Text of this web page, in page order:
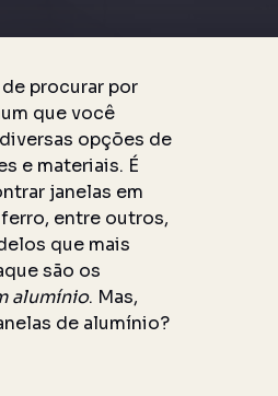
procurar por
que você
opções de
e materiais. É
janelas em
entre outros,
que mais
são os
alumínio. Mas,
de alumínio?